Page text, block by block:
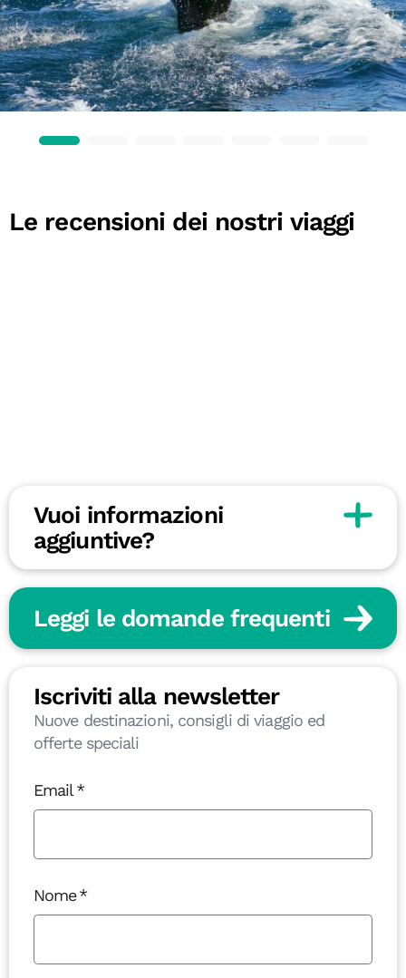
Le recensioni dei nostri viaggi
Vuoi informazioni
aggiuntive?
Leggi le domande frequenti
Iscriviti alla newsletter
Nuove destinazioni, consigli di viaggio ed
offerte speciali
Email
Nome